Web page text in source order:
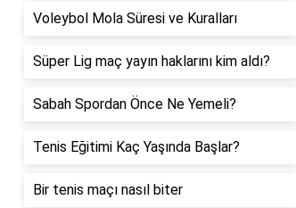
Voleybol Mola Süresi ve Kuralları
Süper Lig maç yayın haklarını kim aldı?
Sabah Spordan Önce Ne Yemeli?
Tenis Eğitimi Kaç Yaşında Başlar?
Bir tenis maçı nasıl biter